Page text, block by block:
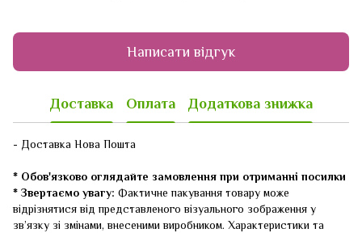
Написати відгук
Доставка Оплата Додаткова знижка
- Доставка Нова Пошта
* Обов'язково оглядайте замовлення при отриманні посилки
* Звертаємо увагу: Фактичне пакування товару може
відрізнятися від представленого візуального зображення у
зв’язку зі змінами, внесеними виробником. Характеристики та